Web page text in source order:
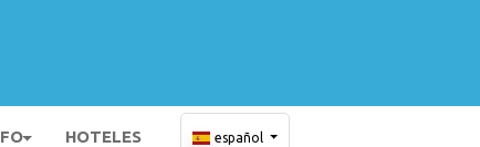
HOTELES español